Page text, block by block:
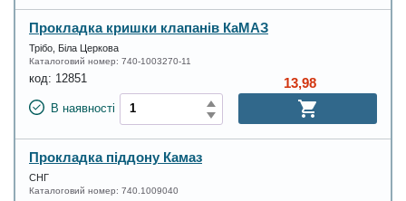
Прокладка кришки клапанів КаМАЗ
Трібо, Біла Церкова
Каталоговий номер: 740-1003270-11
код: 12851
В наявності
13,98
Прокладка піддону Камаз
СНГ
Каталоговий номер: 740.1009040